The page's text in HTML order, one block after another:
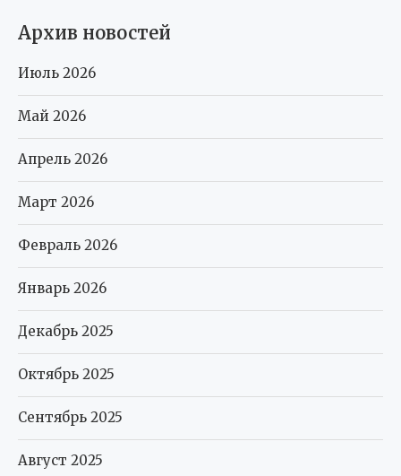
Архив новостей
Июль 2026
Май 2026
Апрель 2026
Март 2026
Февраль 2026
Январь 2026
Декабрь 2025
Октябрь 2025
Сентябрь 2025
Август 2025